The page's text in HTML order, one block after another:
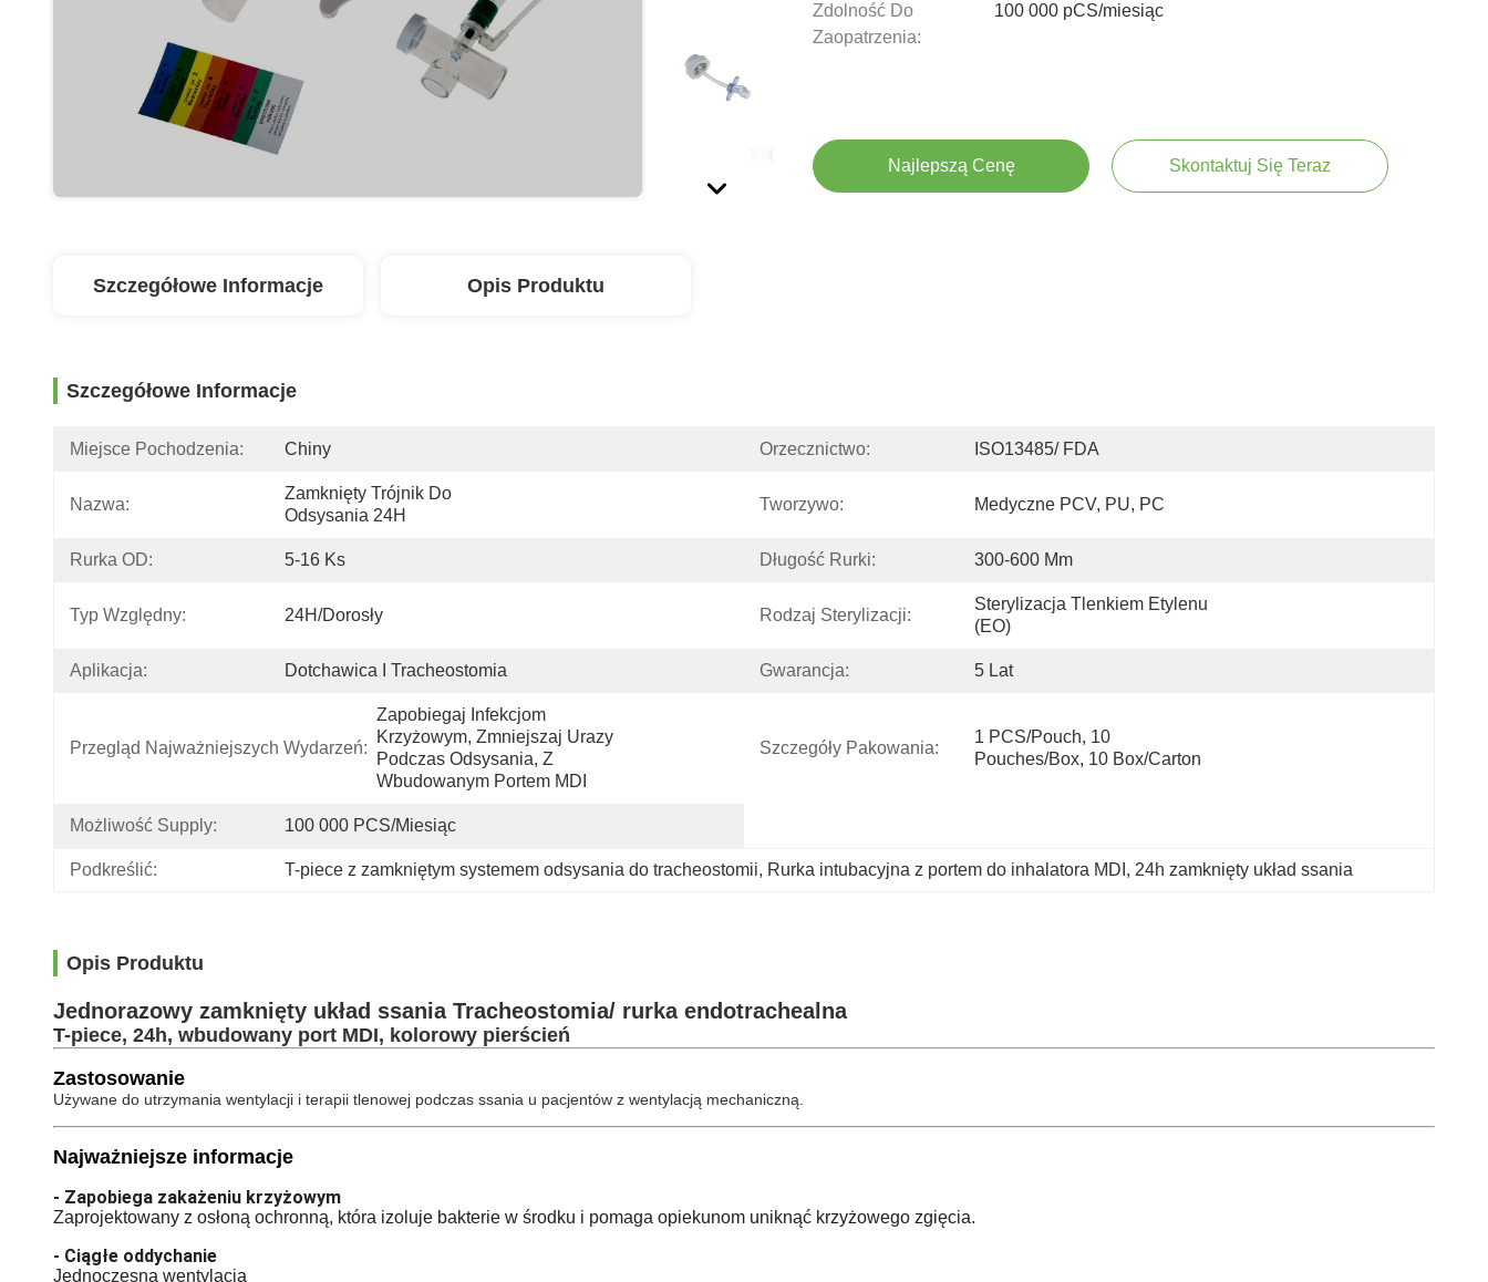
Zdolność Do
Zaopatrzenia:
100 000 pCS/miesiąc
Najlepszą Cenę Skontaktuj Się Teraz
Szczegółowe Informacje Opis Produktu
Szczegółowe Informacje
Miejsce Pochodzenia: Chiny Orzecznictwo: ISO13485/ FDA
Nazwa:
Zamknięty Trójnik Do
Odsysania 24H
Tworzywo: Medyczne PCV, PU, ​​PC
Rurka OD: 5-16 Ks Długość Rurki: 300-600 Mm
Typ Względny: 24H/dorosły Rodzaj Sterylizacji:
Sterylizacja Tlenkiem Etylenu
(EO)
Aplikacja: Dotchawica I Tracheostomia Gwarancja: 5 Lat
Przegląd Najważniejszych Wydarzeń:
Zapobiegaj Infekcjom
Krzyżowym, Zmniejszaj Urazy
Podczas Odsysania, Z
Wbudowanym Portem MDI
Szczegóły Pakowania:
1 PCS/Pouch, 10
Pouches/Box, 10 Box/Carton
Możliwość Supply: 100 000 PCS/miesiąc
Podkreślić: T-piece z zamkniętym systemem odsysania do tracheostomii, Rurka intubacyjna z portem do inhalatora MDI , 24h zamknięty układ ssania
Opis Produktu
Jednorazowy zamknięty układ ssania Tracheostomia/ rurka endotrachealna
T-piece, 24h, wbudowany port MDI, kolorowy pierścień
Zastosowanie
Używane do utrzymania wentylacji i terapii tlenowej podczas ssania u pacjentów z wentylacją mechaniczną.
Najważniejsze informacje
- Zapobiega zakażeniu krzyżowym
Zaprojektowany z osłoną ochronną, która izoluje bakterie w środku i pomaga opiekunom uniknąć krzyżowego zgięcia.
- Ciągłe oddychanie
Jednoczesna wentylacja